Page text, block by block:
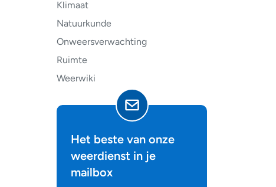
Klimaat
Natuurkunde
Onweersverwachting
Ruimte
Weerwiki
Het beste van onze
weerdienst in je
mailbox